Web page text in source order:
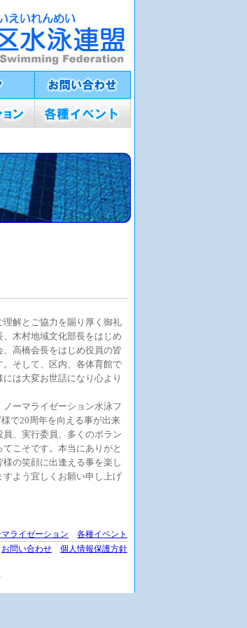
解とご協力を賜り厚く御礼
木村地域文化部長をはじめ
高橋会長をはじめ役員の皆
そして、区内、各体育館で
は大変お世話になり心より
ーマライゼーション水泳フ
で20周年を向える事が出来
、実行委員、多くのボラン
こそです。本当にありがと
の笑顔に出逢える事を楽し
よう宜しくお願い申し上げ
マライゼーション
各種イベント
お問い合わせ
個人情報保護方針